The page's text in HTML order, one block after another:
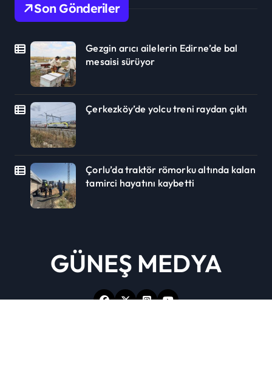
Son Gönderiler
Gezgin arıcı ailelerin Edirne’de bal
mesaisi sürüyor
Çerkezköy’de yolcu treni raydan çıktı
Çorlu’da traktör römorku altında kalan
tamirci hayatını kaybetti
GÜNEŞ MEDYA